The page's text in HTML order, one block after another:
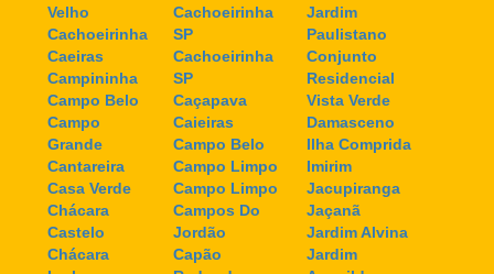
Velho
Cachoeirinha
Caeiras
Campininha
Campo Belo
Campo
Grande
Cantareira
Casa Verde
Chácara
Castelo
Chácara
Cachoeirinha
SP
Cachoeirinha
SP
Caçapava
Caieiras
Campo Belo
Campo Limpo
Campo Limpo
Campos Do
Jordão
Capão
Jardim
Paulistano
Conjunto
Residencial
Vista Verde
Damasceno
Ilha Comprida
Imirim
Jacupiranga
Jaçanã
Jardim Alvina
Jardim